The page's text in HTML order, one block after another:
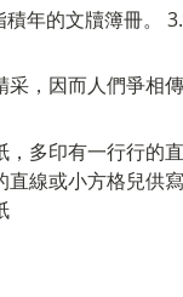
年的文牘簿冊。 3.
，因而人們爭相傳
，多印有一行行的
直線或小方格兒供